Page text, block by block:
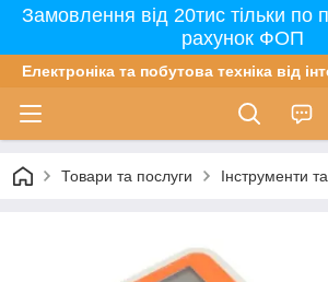
Замовлення від 20тис тільки по
рахунок ФОП
Електроніка та побутова техніка від
Товари та послуги Інструменти